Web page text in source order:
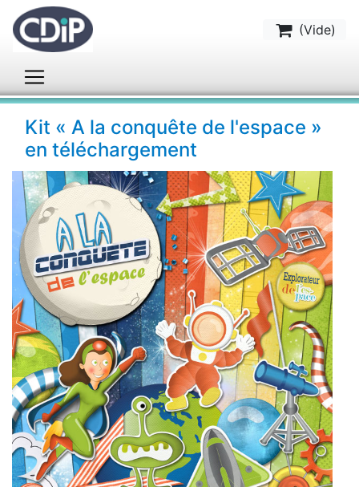
(Vide)
Kit « A la conquête de l'espace »
en téléchargement